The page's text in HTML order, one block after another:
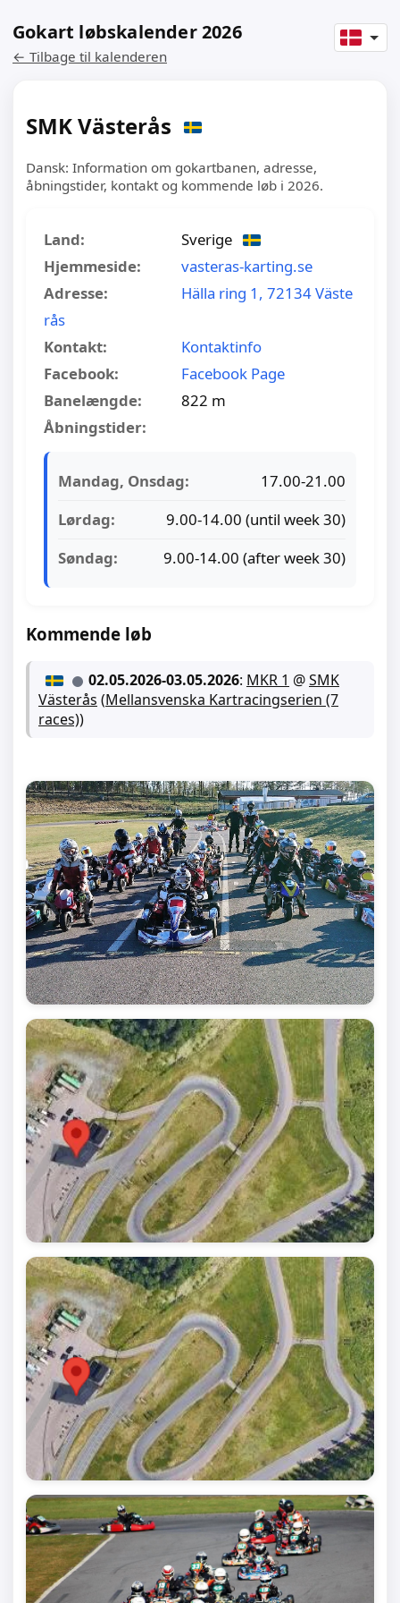
Gokart løbskalender 2026
← Tilbage til kalenderen
SMK Västerås
Dansk: Information om gokartbanen, adresse,
åbningstider, kontakt og kommende løb i 2026.
Land:
Sverige
Hjemmeside:
vasteras-karting.se
Adresse:
Hälla ring 1, 72134 Väste
rås
Kontakt:
Kontaktinfo
Facebook:
Facebook Page
Banelængde:
822 m
Åbningstider:
Mandag, Onsdag:
17.00-21.00
Lørdag:
9.00-14.00 (until week 30)
Søndag:
9.00-14.00 (after week 30)
Kommende løb
02.05.2026-03.05.2026: MKR 1 @SMK
Västerås (Mellansvenska Kartracingserien (7
races))